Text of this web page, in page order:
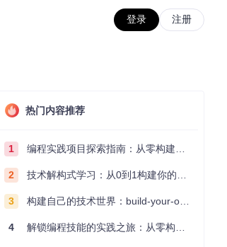
登录 注册
热门内容推荐
1 编程实践项目探索指南：从零构建技术能力体系
2 技术解构式学习：从0到1构建你的编程知识体系
3 构建自己的技术世界：build-your-own-x项目的实践探索指南
4 解锁编程技能的实践之旅：从零构建你的技术世界